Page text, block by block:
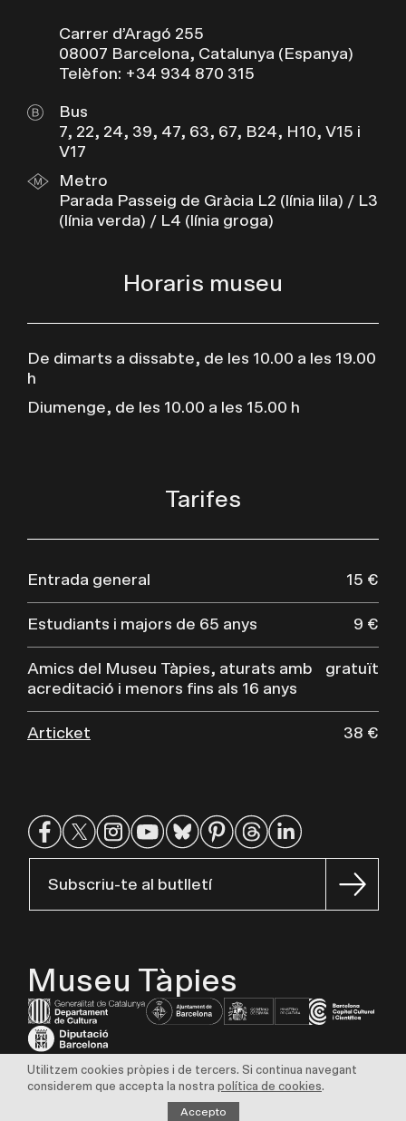
Carrer d’Aragó 255
08007 Barcelona, Catalunya (Espanya)
Telèfon: +34 934 870 315
Bus
7, 22, 24, 39, 47, 63, 67, B24, H10, V15 i
V17
Metro
Parada Passeig de Gràcia L2 (línia lila) / L3
(línia verda) / L4 (línia groga)
Horaris museu
De dimarts a dissabte, de les 10.00 a les 19.00
h
Diumenge, de les 10.00 a les 15.00 h
Tarifes
Entrada general 15 €
Estudiants i majors de 65 anys 9 €
Amics del Museu Tàpies, aturats amb
acreditació i menors fins als 16 anys
gratuït
Articket 38 €
Subscriu-te al butlletí
Museu Tàpies
Avís legal Política de privadesa
Política de cookies
Transparència
Perfil del contractant
Borsa de treball
Utilitzem cookies pròpies i de tercers. Si continua navegant
considerem que accepta la nostra política de cookies.
Accepto